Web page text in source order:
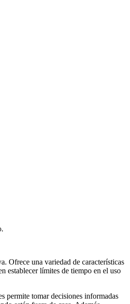
Ofrece una variedad de características
establecer límites de tiempo en el uso
permite tomar decisiones informadas